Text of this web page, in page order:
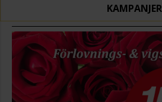
KAMPANJER